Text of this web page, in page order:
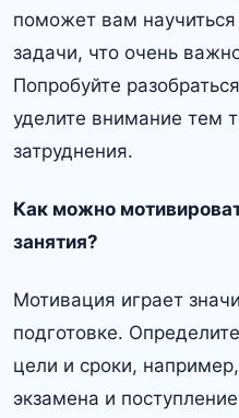
поможет вам
задачи, что очень
Попробуйте
уделите внимание тем
затруднения.
Как можно
занятия?
Мотивация играет
подготовке.
цели и сроки,
экзамена и